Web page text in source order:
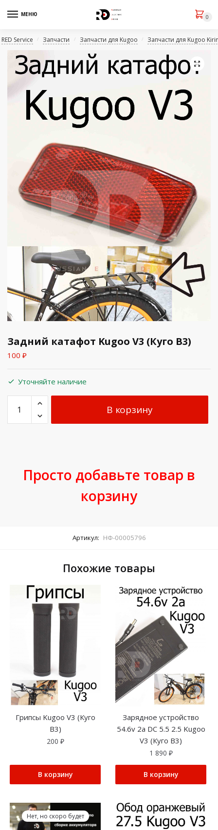
МЕНЮ 0
RED Service / Запчасти / Запчасти для Kugoo / Запчасти для Kugoo
🔍
Задний катафот Kugoo V3 (Куго В3)
100 ₽
Уточняйте наличие
В корзину
Просто добавьте товар в
корзину
Артикул: НФ-00005796
Похожие товары
Грипсы Kugoo V3 (Куго
В3)
200 ₽
В корзину
Зарядное устройство
54.6v 2a DC 5.5 2.5 Kugoo
V3 (Куго В3)
1 890 ₽
В корзину
Нет, но скоро будет